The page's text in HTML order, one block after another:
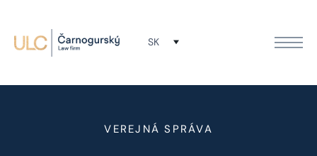
SK
VEREJNÁ SPRÁVA